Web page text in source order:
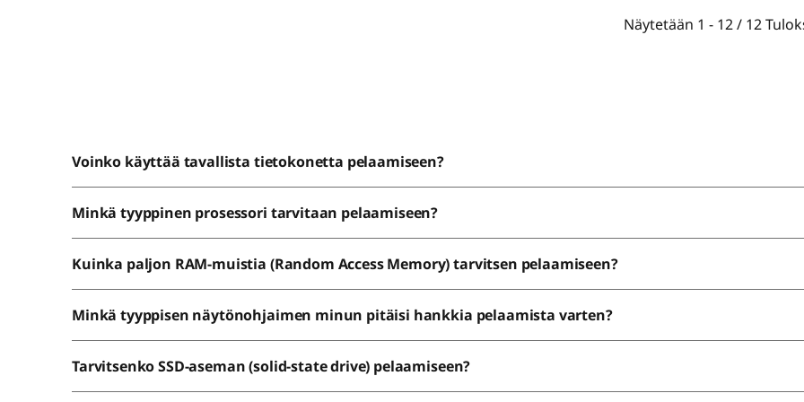
Näytetään 1 - 12/ 12
Voinko käyttää tavallista tietokonetta pelaamiseen?
Minkä tyyppinen prosessori tarvitaan pelaamiseen?
Kuinka paljon RAM-muistia (Random Access Memory) tarvitsen pelaamiseen?
Minkä tyyppisen näytönohjaimen minun pitäisi hankkia pelaamista varten?
Tarvitsenko SSD-aseman (solid-state drive) pelaamiseen?